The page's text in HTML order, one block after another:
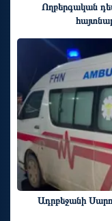
Ողբերգական
Ադրբեջանի